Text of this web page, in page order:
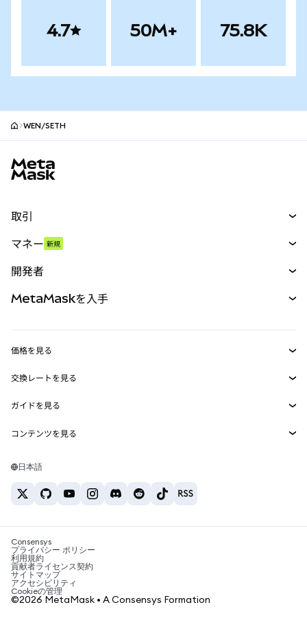
4.7 50M+ 75.8K
WEN/SETH
取引
パーペチュアル
RWA
マネー 新規
開発者
MetaMask Connect
Snaps
Web3サービス
MetaMaskを入手
セキュリティ
サポート
キャリア
お問い合わせ
価格を見る
イーサリアムの価格
Solanaの価格
Tetherの価格
交換レートを見る
ETH→USD
USDT→INR
BTC→INR
ETH→USDT
ガイドを見る
ETHの購入
USDTの購入
SHIBの購入
BNBの購入
コンテンツを見る
Solanaウォレット
税制関連ニュース
暗号資産の購入方法は？
ビットコインを売るには？
日本語
Consensys
プライバシー ポリシー
利用規約
貢献者ライセンス契約
サイトマップ
アクセシビリティ
Cookieの管理
©2026 MetaMask • A Consensys Formation